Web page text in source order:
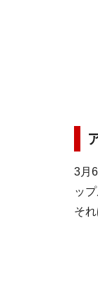
3月
ッ
そ